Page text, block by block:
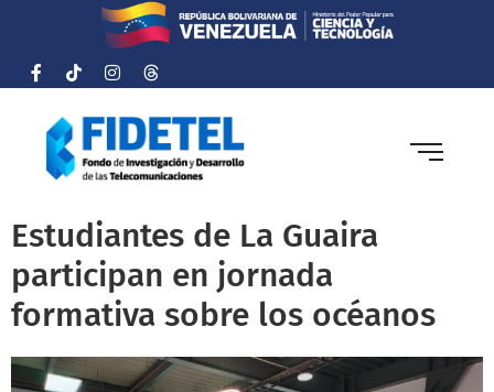
Estudiantes de La Guaira
participan en jornada
formativa sobre los océanos